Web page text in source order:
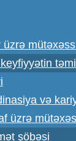
üzrə
və
üzrə
şöbəsi